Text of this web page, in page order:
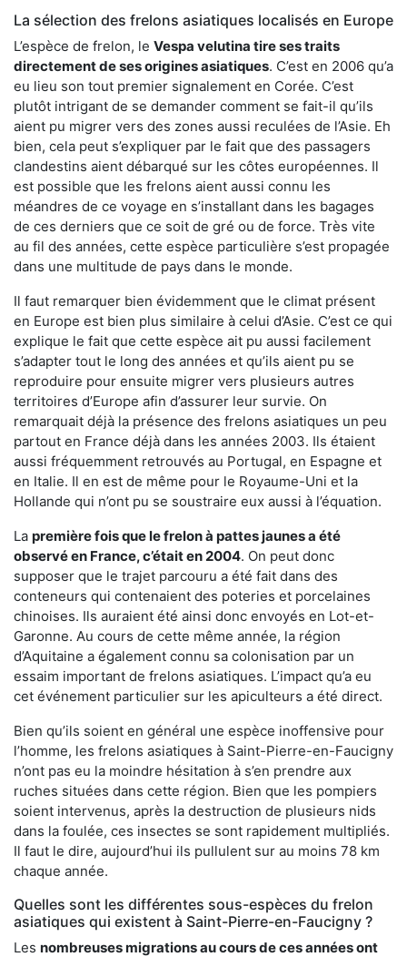
La sélection des frelons asiatiques localisés en Europe
L’espèce de frelon, le Vespa velutina tire ses traits
directement de ses origines asiatiques. C’est en 2006 qu’a
eu lieu son tout premier signalement en Corée. C’est
plutôt intrigant de se demander comment se fait-il qu’ils
aient pu migrer vers des zones aussi reculées de l’Asie. Eh
bien, cela peut s’expliquer par le fait que des passagers
clandestins aient débarqué sur les côtes européennes. Il
est possible que les frelons aient aussi connu les
méandres de ce voyage en s’installant dans les bagages
de ces derniers que ce soit de gré ou de force. Très vite
au fil des années, cette espèce particulière s’est propagée
dans une multitude de pays dans le monde.
Il faut remarquer bien évidemment que le climat présent
en Europe est bien plus similaire à celui d’Asie. C’est ce qui
explique le fait que cette espèce ait pu aussi facilement
s’adapter tout le long des années et qu’ils aient pu se
reproduire pour ensuite migrer vers plusieurs autres
territoires d’Europe afin d’assurer leur survie. On
remarquait déjà la présence des frelons asiatiques un peu
partout en France déjà dans les années 2003. Ils étaient
aussi fréquemment retrouvés au Portugal, en Espagne et
en Italie. Il en est de même pour le Royaume-Uni et la
Hollande qui n’ont pu se soustraire eux aussi à l’équation.
La première fois que le frelon à pattes jaunes a été
observé en France, c’était en 2004. On peut donc
supposer que le trajet parcouru a été fait dans des
conteneurs qui contenaient des poteries et porcelaines
chinoises. Ils auraient été ainsi donc envoyés en Lot-et-
Garonne. Au cours de cette même année, la région
d’Aquitaine a également connu sa colonisation par un
essaim important de frelons asiatiques. L’impact qu’a eu
cet événement particulier sur les apiculteurs a été direct.
Bien qu’ils soient en général une espèce inoffensive pour
l’homme, les frelons asiatiques à Saint-Pierre-en-Faucigny
n’ont pas eu la moindre hésitation à s’en prendre aux
ruches situées dans cette région. Bien que les pompiers
soient intervenus, après la destruction de plusieurs nids
dans la foulée, ces insectes se sont rapidement multipliés.
Il faut le dire, aujourd’hui ils pullulent sur au moins 78 km
chaque année.
Quelles sont les différentes sous-espèces du frelon
asiatiques qui existent à Saint-Pierre-en-Faucigny ?
Les nombreuses migrations au cours de ces années ont